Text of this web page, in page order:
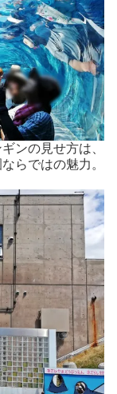
ンの見せ方は、
らではの魅力。